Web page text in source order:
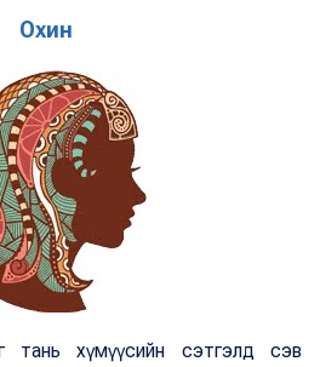
Охин
тань хүмүүсийн сэтгэлд сэв